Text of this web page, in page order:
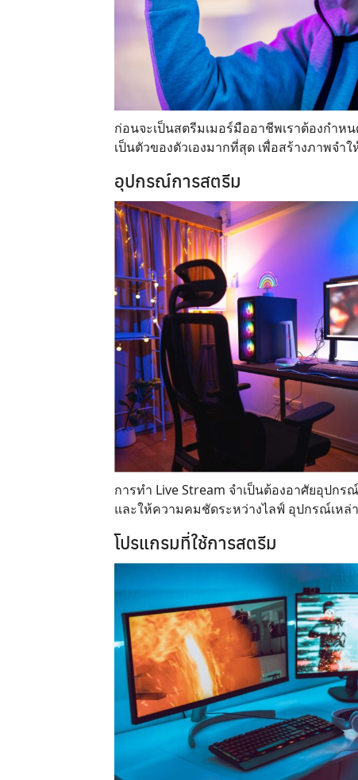
ก่อนจะเป็นสตรีมเมอร์มืออาชีพเราต้องกำห
เป็นตัวของตัวเองมากที่สุด เพื่อสร้างภาพจ
อุปกรณ์การสตรีม
การทำ Live Stream จำเป็นต้องอาศัยอุปก
และให้ความคมชัดระหว่างไลฟ์ อุปกรณ์เหล่
โปรแกรมที่ใช้การสตรีม